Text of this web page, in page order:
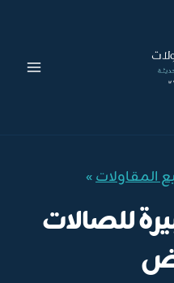
المقاولات»
للصالات